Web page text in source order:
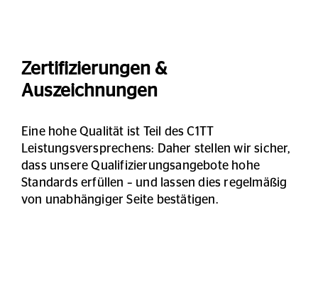
Zertifizierungen &
Auszeichnungen
Eine hohe Qualität ist Teil des C1TT
Leistungsversprechens: Daher stellen wir sicher,
dass unsere Qualifizierungsangebote hohe
Standards erfüllen – und lassen dies regelmäßig
von unabhängiger Seite bestätigen.